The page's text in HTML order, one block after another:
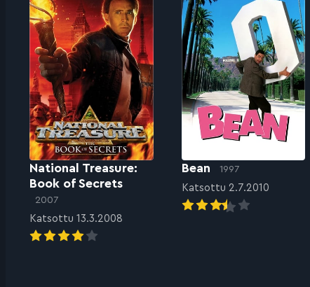
National Treasure:
Book of Secrets
2007
Katsottu 13.3.2008
Bean 1997
Katsottu 2.7.2010